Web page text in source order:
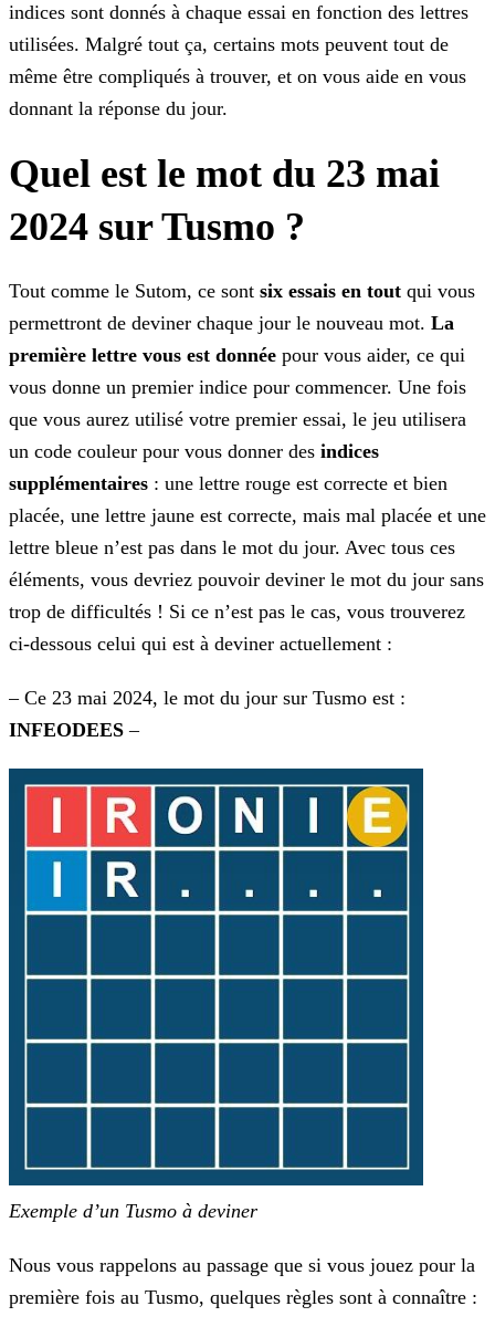
indices sont donnés à chaque essai en fonction des lettres
utilisées. Malgré tout ça, certains mots peuvent tout de
même être compliqués à trouver, et on vous aide en vous
donnant la réponse du jour.
Quel est le mot du 23 mai
2024 sur Tusmo ?
Tout comme le Sutom, ce sont six essais en tout qui vous
permettront de deviner chaque jour le nouveau mot. La
première lettre vous est donnée pour vous aider, ce qui
vous donne un premier indice pour commencer. Une fois
que vous aurez utilisé votre premier essai, le jeu utilisera
un code couleur pour vous donner des indices
supplémentaires : une lettre rouge est correcte et bien
placée, une lettre jaune est correcte, mais mal placée et une
lettre bleue n’est pas dans le mot du jour. Avec tous ces
éléments, vous devriez pouvoir deviner le mot du jour sans
trop de difficultés ! Si ce n’est pas le cas, vous trouverez
ci-dessous celui qui est à deviner actuellement :
– Ce 23 mai 2024, le mot du jour sur Tusmo est :
INFEODEES –
Exemple d’un Tusmo à deviner
Nous vous rappelons au passage que si vous jouez pour la
première fois au Tusmo, quelques règles sont à connaître :